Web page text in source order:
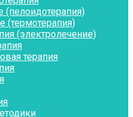
(пелоидотерапия)
(термотерапия)
(электролечение)
терапия